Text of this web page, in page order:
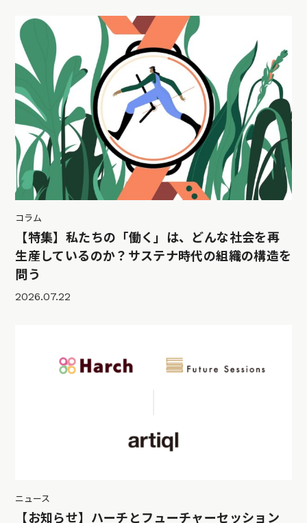
コラム
【特集】私たちの「働く」は、どんな社会を再
生産しているのか？サステナ時代の組織の構造を
問う
2026.07.22
ニュース
【お知らせ】ハーチとフューチャーセッション